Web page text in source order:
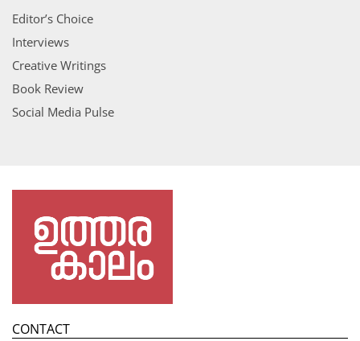
Editor’s Choice
Interviews
Creative Writings
Book Review
Social Media Pulse
CONTACT